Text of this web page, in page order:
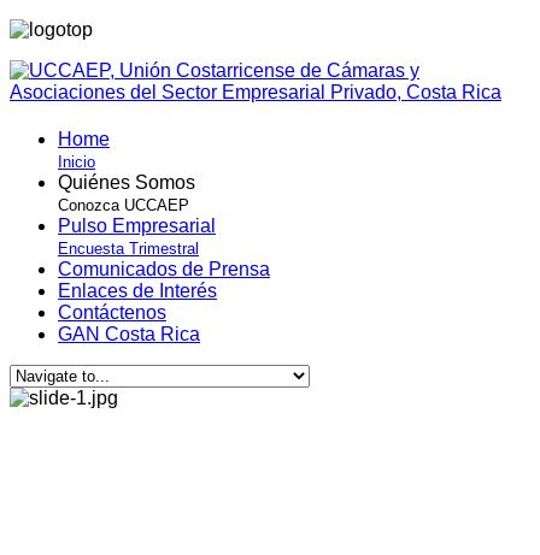
Home
Inicio
Quiénes Somos
Conozca UCCAEP
Pulso Empresarial
Encuesta Trimestral
Comunicados de Prensa
Enlaces de Interés
Contáctenos
GAN Costa Rica